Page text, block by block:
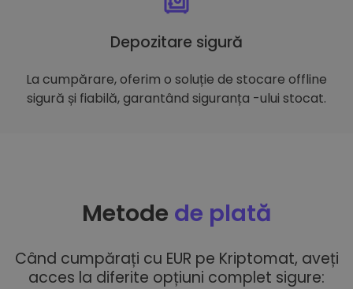
Depozitare sigură
La cumpărare, oferim o soluție de stocare offline
sigură și fiabilă, garantând siguranța -ului stocat.
Metode de plată
Când cumpărați cu EUR pe Kriptomat, aveți
acces la diferite opțiuni complet sigure: